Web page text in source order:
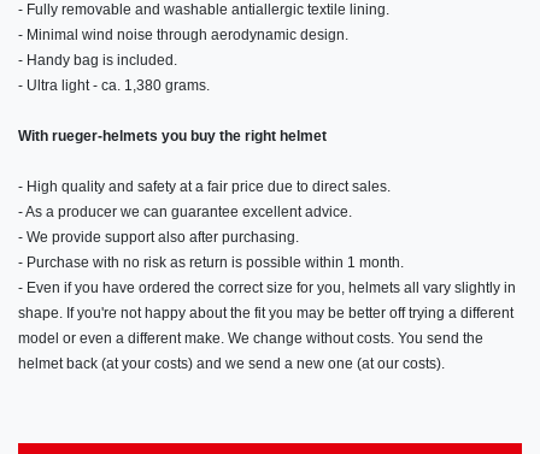
- Fully removable and washable antiallergic textile lining.
- Minimal wind noise through aerodynamic design.
- Handy bag is included.
- Ultra light - ca. 1,380 grams.
With rueger-helmets you buy the right helmet
- High quality and safety at a fair price due to direct sales.
- As a producer we can guarantee excellent advice.
- We provide support also after purchasing.
- Purchase with no risk as return is possible within 1 month.
- Even if you have ordered the correct size for you, helmets all vary slightly in
shape. If you're not happy about the fit you may be better off trying a different
model or even a different make. We change without costs. You send the
helmet back (at your costs) and we send a new one (at our costs).